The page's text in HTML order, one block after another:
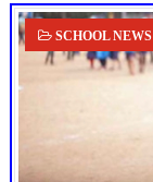
SCHOOL NEWS